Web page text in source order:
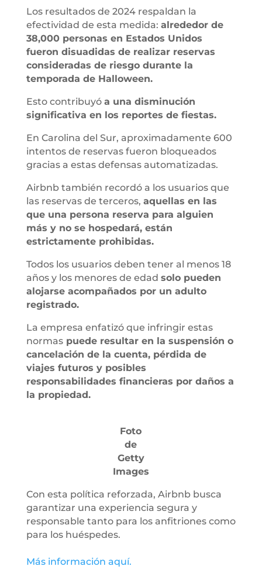
Los resultados de 2024 respaldan la
efectividad de esta medida: alrededor de
38,000 personas en Estados Unidos
fueron disuadidas de realizar reservas
consideradas de riesgo durante la
temporada de Halloween.
Esto contribuyó a una disminución
significativa en los reportes de fiestas.
En Carolina del Sur, aproximadamente 600
intentos de reservas fueron bloqueados
gracias a estas defensas automatizadas.
Airbnb también recordó a los usuarios que
las reservas de terceros, aquellas en las
que una persona reserva para alguien
más y no se hospedará, están
estrictamente prohibidas.
Todos los usuarios deben tener al menos 18
años y los menores de edad solo pueden
alojarse acompañados por un adulto
registrado.
La empresa enfatizó que infringir estas
normaspuede resultar en la suspensión o
cancelación de la cuenta, pérdida de
viajes futuros y posibles
responsabilidades financieras por daños a
la propiedad.
Foto
de
Getty
Images
Con esta política reforzada, Airbnb busca
garantizar una experiencia segura y
responsable tanto para los anfitriones como
para los huéspedes.
Más información aquí.